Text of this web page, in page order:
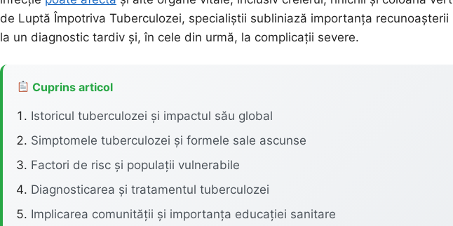
de Luptă Împotriva Tuberculozei, specialiștii subliniază importanța
la un diagnostic tardiv și, în cele din urmă, la complicații severe.
Cuprins articol
Istoricul tuberculozei și impactul său global
Simptomele tuberculozei și formele sale ascunse
Factori de risc și populații vulnerabile
Diagnosticarea și tratamentul tuberculozei
Implicarea comunității și importanța educației sanitare